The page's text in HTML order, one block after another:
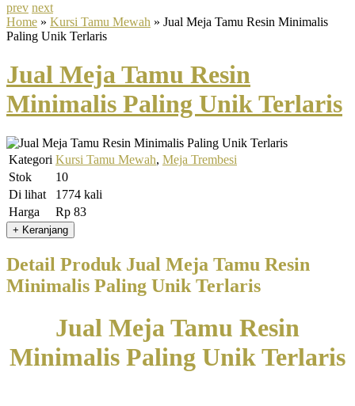
prev next
Home » Kursi Tamu Mewah » Jual Meja Tamu Resin Minimalis
Paling Unik Terlaris
Jual Meja Tamu Resin
Minimalis Paling Unik Terlaris
Kategori Kursi Tamu Mewah, Meja Trembesi
Stok
10
Di lihat
1774 kali
Harga
Rp 83
Detail Produk Jual Meja Tamu Resin
Minimalis Paling Unik Terlaris
Jual Meja Tamu Resin
Minimalis Paling Unik Terlaris